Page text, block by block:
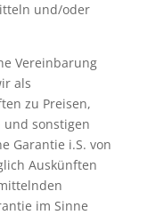
und/oder
Vereinbarung
als
zu Preisen,
und sonstigen
Garantie i.S. von
Auskünften
im Sinne